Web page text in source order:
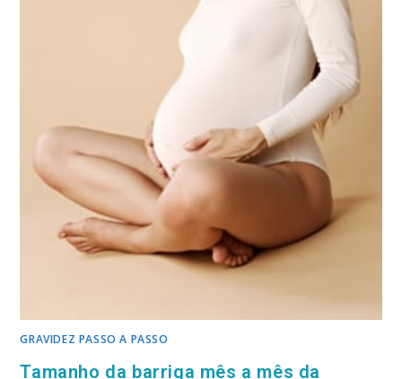
GRAVIDEZ PASSO A PASSO
Tamanho da barriga mês a mês da